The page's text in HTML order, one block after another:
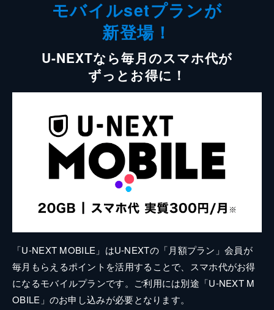
モバイルsetプランが
新登場！
U-NEXTなら毎月のスマホ代が
ずっとお得に！
「U-NEXT MOBILE」はU-NEXTの「月額プラン」会員が
毎月もらえるポイントを活用することで、スマホ代がお得
になるモバイルプランです。ご利用には別途「U-NEXT M
OBILE」のお申し込みが必要となります。